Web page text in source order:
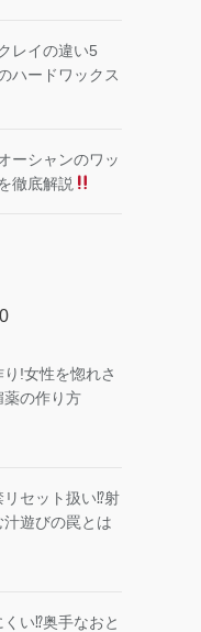
レイの違い5
ハードワックス
ーシャンのワッ
徹底解説
!女性を惚れさ
薬の作り方
セット扱い⁉︎射
遊びの罠とは
い⁉︎奥手なおと